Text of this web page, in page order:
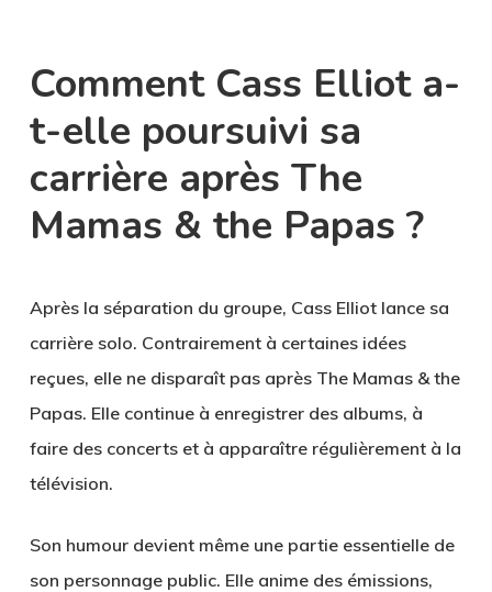
Comment Cass Elliot a-
t-elle poursuivi sa
carrière après The
Mamas & the Papas ?
Après la séparation du groupe, Cass Elliot lance sa
carrière solo. Contrairement à certaines idées
reçues, elle ne disparaît pas après The Mamas & the
Papas. Elle continue à enregistrer des albums, à
faire des concerts et à apparaître régulièrement à la
télévision.
Son humour devient même une partie essentielle de
son personnage public. Elle anime des émissions,